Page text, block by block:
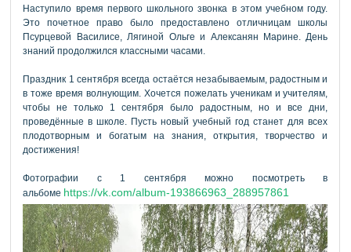
Наступило время первого школьного звонка в этом учебном году.
Это почетное право было предоставлено отличницам школы
Псурцевой Василисе, Лягиной Ольге и Алексанян Марине. День
знаний продолжился классными часами.
Праздник 1 сентября всегда остаётся незабываемым, радостным и
в тоже время волнующим. Хочется пожелать ученикам и учителям,
чтобы не только 1 сентября было радостным, но и все дни,
проведённые в школе. Пусть новый учебный год станет для всех
плодотворным и богатым на знания, открытия, творчество и
достижения!
Фотографии с 1 сентября можно посмотреть в
альбоме https://vk.com/album-193866963_288957861